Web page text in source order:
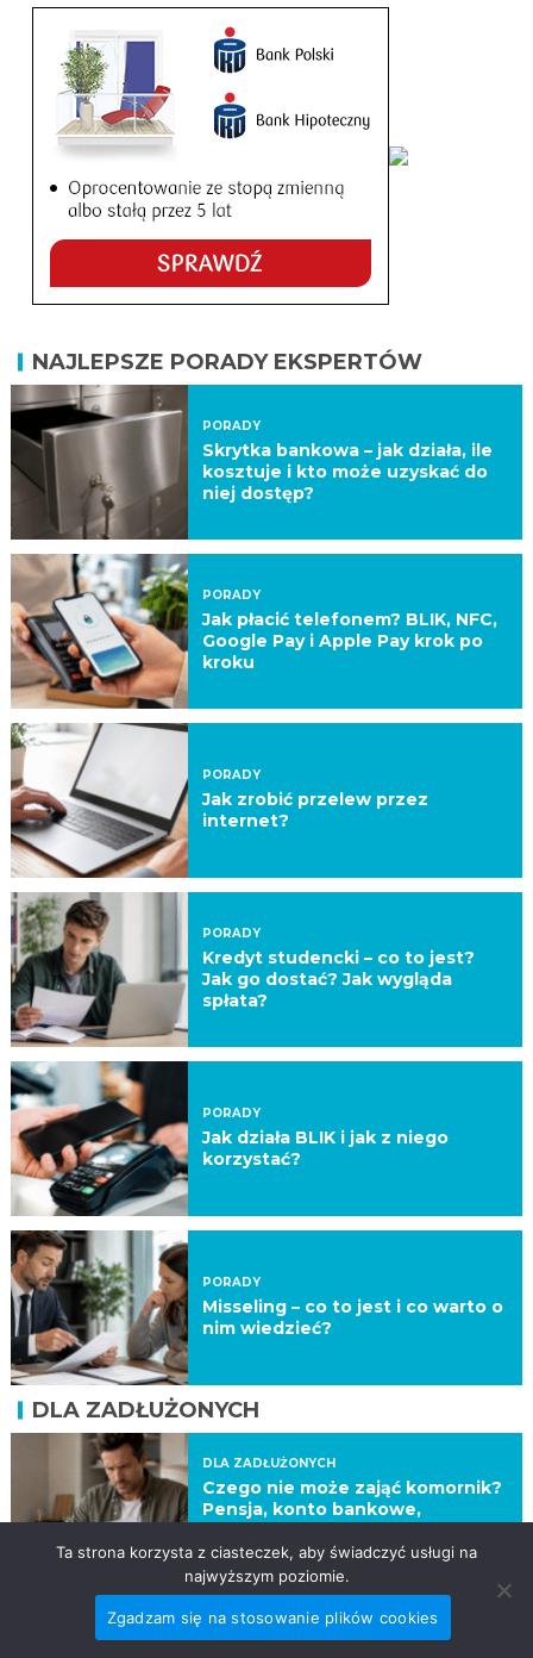
NAJLEPSZE PORADY EKSPERTÓW
PORADY
Skrytka bankowa – jak działa, ile
kosztuje i kto może uzyskać do
niej dostęp?
PORADY
Jak płacić telefonem? BLIK, NFC,
Google Pay i Apple Pay krok po
kroku
PORADY
Jak zrobić przelew przez
internet?
PORADY
Kredyt studencki – co to jest?
Jak go dostać? Jak wygląda
spłata?
PORADY
Jak działa BLIK i jak z niego
korzystać?
PORADY
Misseling – co to jest i co warto o
nim wiedzieć?
DLA ZADŁUŻONYCH
DLA ZADŁUŻONYCH
Czego nie może zająć komornik?
Pensja, konto bankowe,
aktualne zasady
Ta strona korzysta z ciasteczek, aby świadczyć usługi na
najwyższym poziomie.
Zgadzam się na stosowanie plików cookies